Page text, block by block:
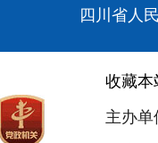
四川省人
收藏本
主办